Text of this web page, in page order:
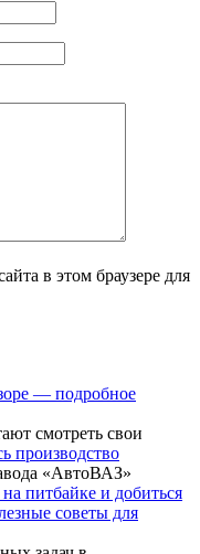
в этом браузере для
— подробное
смотреть свои
производство
«АвтоВАЗ»
питбайке и добиться
советы для